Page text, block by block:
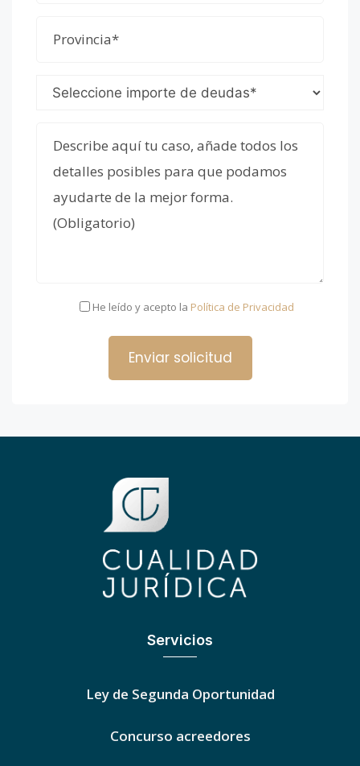
He leído y acepto la Política de Privacidad
Servicios
Ley de Segunda Oportunidad
Concurso acreedores